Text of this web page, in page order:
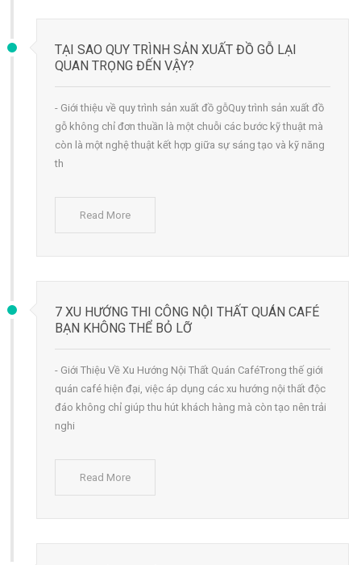
TẠI SAO QUY TRÌNH SẢN XUẤT ĐỒ GỖ LẠI
QUAN TRỌNG ĐẾN VẬY?
- Giới thiệu về quy trình sản xuất đồ gỗQuy trình sản xuất đồ
gỗ không chỉ đơn thuần là một chuỗi các bước kỹ thuật mà
còn là một nghệ thuật kết hợp giữa sự sáng tạo và kỹ năng
th
Read More
7 XU HƯỚNG THI CÔNG NỘI THẤT QUÁN CAFÉ
BẠN KHÔNG THỂ BỎ LỠ
- Giới Thiệu Về Xu Hướng Nội Thất Quán CaféTrong thế giới
quán café hiện đại, việc áp dụng các xu hướng nội thất độc
đáo không chỉ giúp thu hút khách hàng mà còn tạo nên trải
nghi
Read More